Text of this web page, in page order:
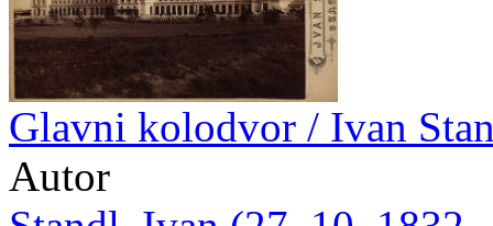
Glavni kolodvor / Ivan
Autor